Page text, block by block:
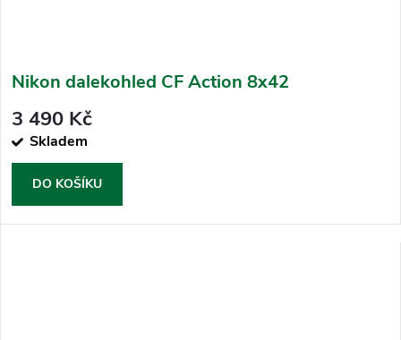
Nikon dalekohled CF Action 8x42
3 490 Kč
Skladem
DO KOŠÍKU